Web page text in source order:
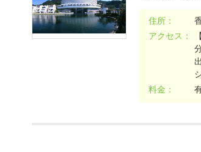
住所：
アクセス：
料金：